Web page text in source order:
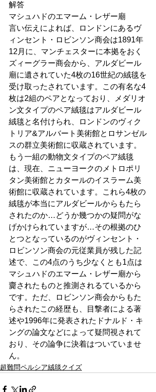
解答
​マシュハドのエマーム・レザー廟
言い伝えによれば、ロンドンにあるヴ
ィンセント・ロビンソン商会は1891年
12月に、マンチェスターに本拠をおく
ズィーグラー商会から、アルダビール
廟に遺されていた4枚の16世紀の絨毯を
受け取ったされています。この有名な4
枚は2組のペアとなっており、メダリオ
ン文タイプのペア絨毯はアルダビール
絨毯と名付けられ、ロンドンのヴィク
トリア&アルバート美術館とロサンゼル
スの群立美術館に収蔵されています。
もう一組の動物文タイプのペア絨毯
は、現在、ニューヨークのメトロポリ
タン美術館とカタールのイスラーム美
術館に収蔵されています。これら4枚の
絨毯が本当にアルダビールからもたら
されたのか…どうか幾つかの疑問がな
げかけられていますが…その根拠のひ
とつとなっているのがヴィンセント・
ロビンソン商会の元従業員が残した記
述で、​この4点のうち少なくとも1点は
マシュハドのエマーム・レザー廟から
齎されたものと推測されるているから
です。ただ、ロビンソン商会からもた
らされたこの経歴も、目撃者による著
述や1996年に発表されたドナルド・キ
ングの論文などによって疑問視されて
おり、その論争に決着はついていませ
ん。
超難問ペルシア絨毯クイズ